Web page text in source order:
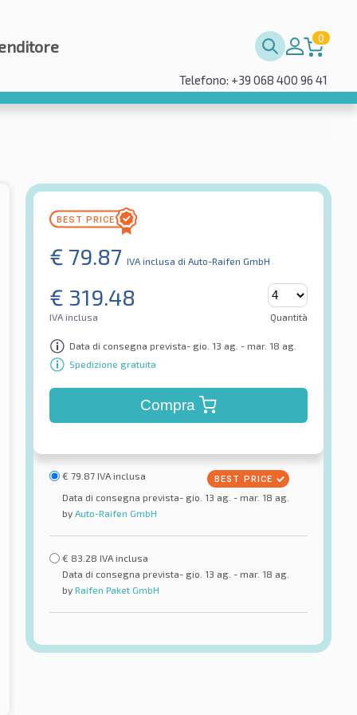
0
Telefono: +39 068 400 96 41
€ 79.87 IVA inclusa di Auto-Raifen GmbH
€ 319.48
IVA inclusa Quantità
Data di consegna prevista- gio. 13 ag. - mar. 18 ag.
Spedizione gratuita
Compra
€ 79.87 IVA inclusa
Data di consegna prevista- gio. 13 ag. - mar. 18 ag.
by Auto-Raifen GmbH
€ 83.28 IVA inclusa
Data di consegna prevista- gio. 13 ag. - mar. 18 ag.
by Raifen Paket GmbH